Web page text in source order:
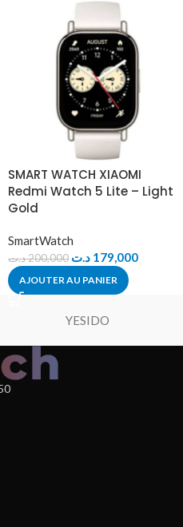
SMART WATCH XIAOMI
Redmi Watch 5 Lite – Light
Gold
SmartWatch
200,000د.ت 179,000 د.ت
AJOUTER AU PANIER
YESIDO